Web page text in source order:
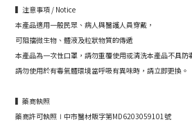
▍注意事項 / Notice
本產品適用一般民眾、病人與醫護人員穿戴，
可阻擋微生物、體液及粒狀物質的傳遞
本產品為一次性口罩，請勿重覆使用或清洗本產品不具防
請勿使用於有毒氣體環境當呼吸有異味時，請立即更換。
▍藥商執照
藥商許可執照∣中市醫材販字第MD6203059101號